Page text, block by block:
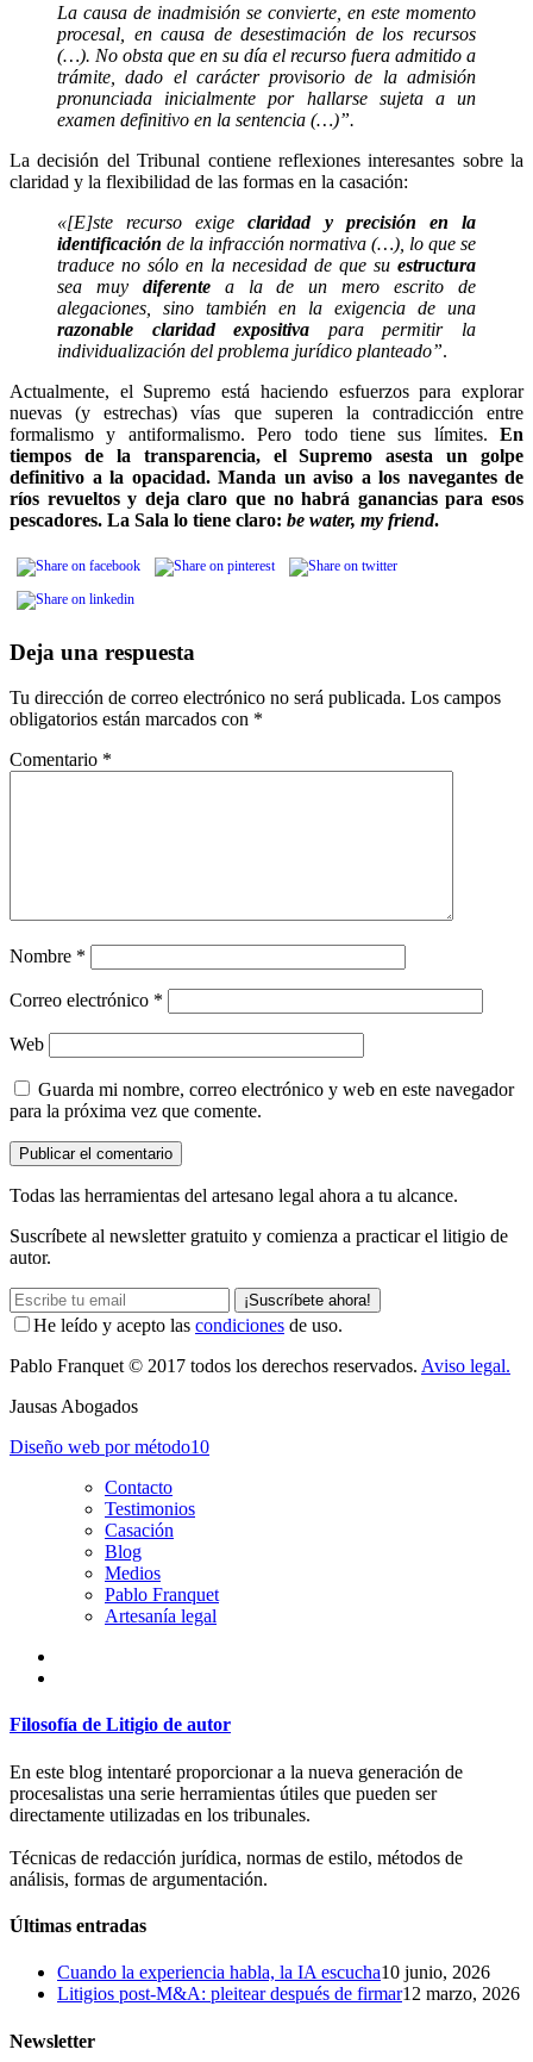
La causa de inadmisión se convierte, en este momento
procesal, en causa de desestimación de los recursos
(…). No obsta que en su día el recurso fuera admitido a
trámite, dado el carácter provisorio de la admisión
pronunciada inicialmente por hallarse sujeta a un
examen definitivo en la sentencia (…)”.
La decisión del Tribunal contiene reflexiones interesantes sobre la
claridad y la flexibilidad de las formas en la casación:
«[E]ste recurso exigeclaridad y precisión
en la
identificación de la infracción normativa (…), lo que se
traduce no sólo en la necesidad de que su estructura
sea muy diferentea la de un mero escrito de
alegaciones, sino también en la exigencia de una
razonable claridad
expositiva para permitir la
individualización del problema jurídico planteado”.
Actualmente, el Supremo está haciendo esfuerzos para explorar
nuevas (y estrechas) vías que superen la contradicción entre
formalismo y antiformalismo. Pero todo tiene sus límites. En
tiempos de la transparencia, el Supremo asesta un golpe
definitivo a la opacidad. Manda un aviso a los navegantes de
ríos revueltos y deja claro que no habrá ganancias para esos
pescadores. La Sala lo tiene claro: be water, my friend.
Deja una respuesta
Tu dirección de correo electrónico no será publicada. Los campos
obligatorios están marcados con *
Comentario *
Nombre *
Correo electrónico *
Web
Guarda mi nombre, correo electrónico y web en este navegador
para la próxima vez que comente.
Todas las herramientas del artesano legal ahora a tu alcance.
Suscríbete al newsletter gratuito y comienza a practicar el litigio de
autor.
¡Suscríbete ahora!
He leído y acepto las condiciones de uso.
Pablo Franquet © 2017 todos los derechos reservados. Aviso legal.
Jausas Abogados
Diseño web pormétodo10
Contacto
Testimonios
Casación
Blog
Medios
Pablo Franquet
Artesanía legal
Filosofía de Litigio de autor
En este blog intentaré proporcionar a la nueva generación de
procesalistas una serie herramientas útiles que pueden ser
directamente utilizadas en los tribunales.
Técnicas de redacción jurídica, normas de estilo, métodos de
análisis, formas de argumentación.
Últimas entradas
Cuando la experiencia habla, la IA escucha10 junio, 2026
Litigios post-M&A: pleitear después de firmar12 marzo, 2026
Newsletter